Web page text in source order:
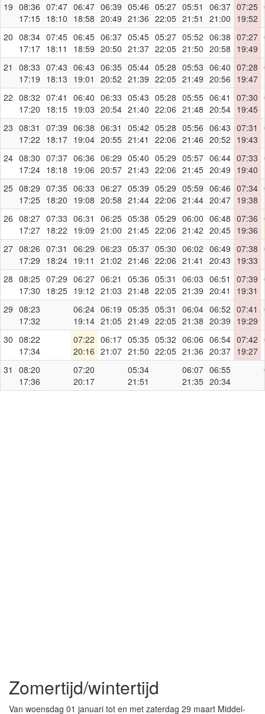
19 08:36
17:15
07:47
18:10
06:47
18:58
06:39
20:49
05:46
21:36
05:27
22:05
05:51
21:51
06:37
21:00
07:25
19:52
20 08:34
17:17
07:45
18:11
06:45
18:59
06:37
20:50
05:45
21:37
05:27
22:05
05:52
21:50
06:38
20:58
07:27
19:49
21
08:33
17:19
07:43
18:13
06:43
19:01
06:35
20:52
05:44
21:39
05:28
22:05
05:53
21:49
06:40
20:56
07:28
19:47
22 08:32
17:20
07:41
18:15
06:40
19:03
06:33
20:54
05:43
21:40
05:28
22:06
05:55
21:48
06:41
20:54
07:30
19:45
23 08:31
17:22
07:39
18:17
06:38
19:04
06:31
20:55
05:42
21:41
05:28
22:06
05:56
21:46
06:43
20:52
07:31
19:43
24 08:30
17:24
07:37
18:18
06:36
19:06
06:29
20:57
05:40
21:43
05:29
22:06
05:57
21:45
06:44
20:49
07:33
19:40
25 08:29
17:25
07:35
18:20
06:33
19:08
06:27
20:58
05:39
21:44
05:29
22:06
05:59
21:44
06:46
20:47
07:34
19:38
26 08:27
17:27
07:33
18:22
06:31
19:09
06:25
21:00
05:38
21:45
05:29
22:06
06:00
21:42
06:48
20:45
07:36
19:36
27 08:26
17:29
07:31
18:24
06:29
19:11
06:23
21:02
05:37
21:46
05:30
22:06
06:02
21:41
06:49
20:43
07:38
19:33
28 08:25
17:30
07:29
18:25
06:27
19:12
06:21
21:03
05:36
21:48
05:31
22:05
06:03
21:39
06:51
20:41
07:39
19:31
29 08:23
17:32
06:24
19:14
06:19
21:05
05:35
21:49
05:31
22:05
06:04
21:38
06:52
20:39
07:41
19:29
30 08:22
17:34
07:22
20:16
06:17
21:07
05:35
21:50
05:32
22:05
06:06
21:36
06:54
20:37
07:42
19:27
31
08:20
17:36
07:20
20:17
05:34
21:51
06:07
21:35
06:55
20:34
Zomertijd/wintertijd
Van woensdag 01 januari tot en met zaterdag 29 maart Middel-